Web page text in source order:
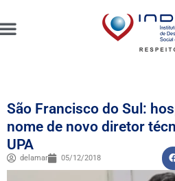
São Francisco do Sul:
nome de novo diretor
UPA
delamar 05/12/2018